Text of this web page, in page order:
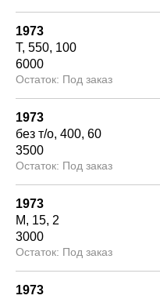
1973
Т 550 100
6000
Под заказ
1973
без т/о 400 60
3500
Под заказ
1973
М
15 2
3000
Под заказ
1973